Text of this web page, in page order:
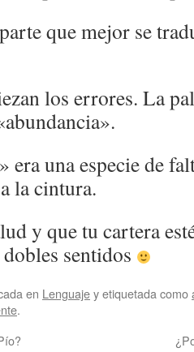
que mejor se
los errores. La
era una especie de
la cintura.
y que tu cartera
sentidos
en Lenguajey etiquetada como
.